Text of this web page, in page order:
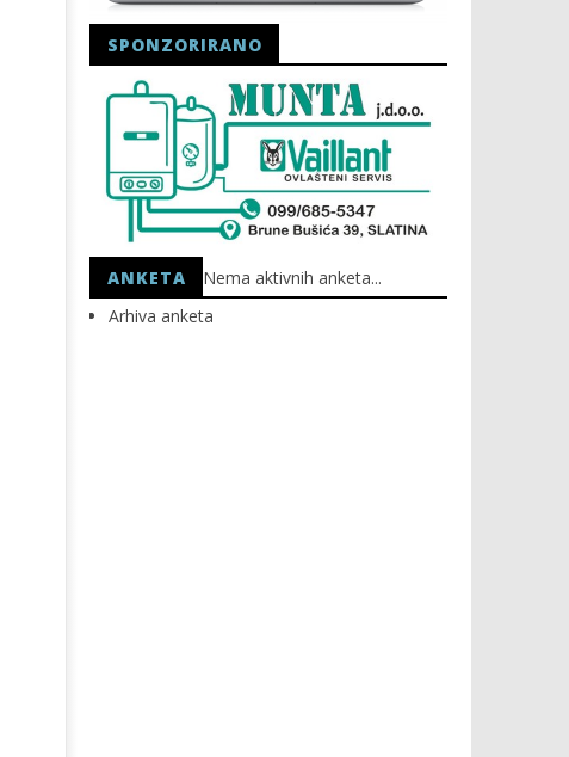
HEP: Bez struje
13.03.2026.
slatina.net
SPONZORIRANO
ANKETA
Nema aktivnih anketa...
Arhiva anketa